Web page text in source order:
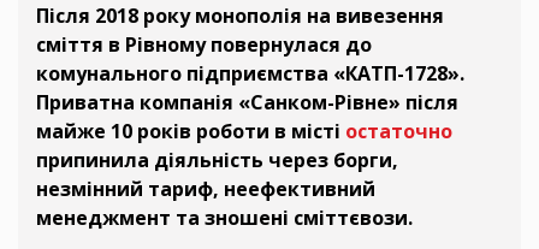
Після 2018 року монополія на вивезення
сміття в Рівному повернулася до
комунального підприємства «КАТП-1728».
Приватна компанія «Санком-Рівне» після
майже 10 років роботи в місті остаточно
припинила діяльність через борги,
незмінний тариф, неефективний
менеджмент та зношені сміттєвози.